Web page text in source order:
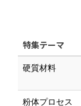
特集テーマ
硬質材料
粉体プロセス